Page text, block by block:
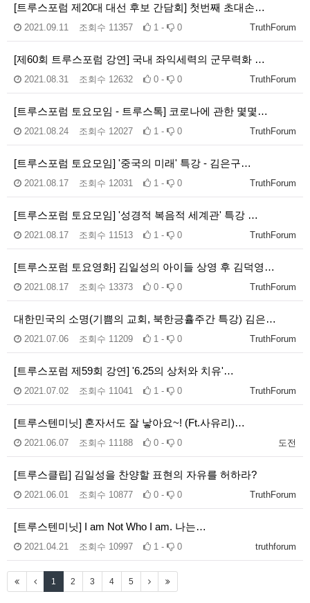
[트루스포럼 제20대 대선 후보 간담회] 첫번째 초대손…
TruthForum
2021.09.11 조회수 11357 1 - 0
[제60회 트루스포럼 강연] 국내 좌익세력의 군무력화 …
TruthForum
2021.08.31 조회수 12632 0 - 0
[트루스포럼 토요모임 - 트루스톡] 코로나에 관한 몇몇…
TruthForum
2021.08.24 조회수 12027 1 - 0
[트루스포럼 토요모임] '중국의 미래' 특강 - 김은구…
TruthForum
2021.08.17 조회수 12031 1 - 0
[트루스포럼 토요모임] '성경적 복음적 세계관' 특강 …
TruthForum
2021.08.17 조회수 11513 1 - 0
[트루스포럼 토요영화] 김일성의 아이들 상영 후 김덕영…
TruthForum
2021.08.17 조회수 13373 0 - 0
대한민국의 소명(기쁨의 교회, 북한긍휼주간 특강) 김은…
TruthForum
2021.07.06 조회수 11209 1 - 0
[트루스포럼 제59회 강연] '6.25의 상처와 치유'…
TruthForum
2021.07.02 조회수 11041 1 - 0
[트루스텐미닛] 혼자서도 잘 낳아요~! (Ft.사유리)…
도전
2021.06.07 조회수 11188 0 - 0
[트루스클립] 김일성을 찬양할 표현의 자유를 허하라?
TruthForum
2021.06.01 조회수 10877 0 - 0
[트루스텐미닛] I am Not Who I am. 나는…
truthforum
2021.04.21 조회수 10997 1 - 0
1 2 3 4 5